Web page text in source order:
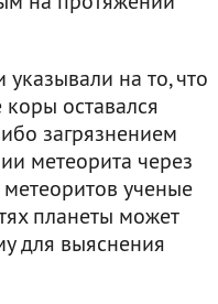
на то, что
оставался
загрязнением
метеорита через
ученые
планеты может
для выяснения